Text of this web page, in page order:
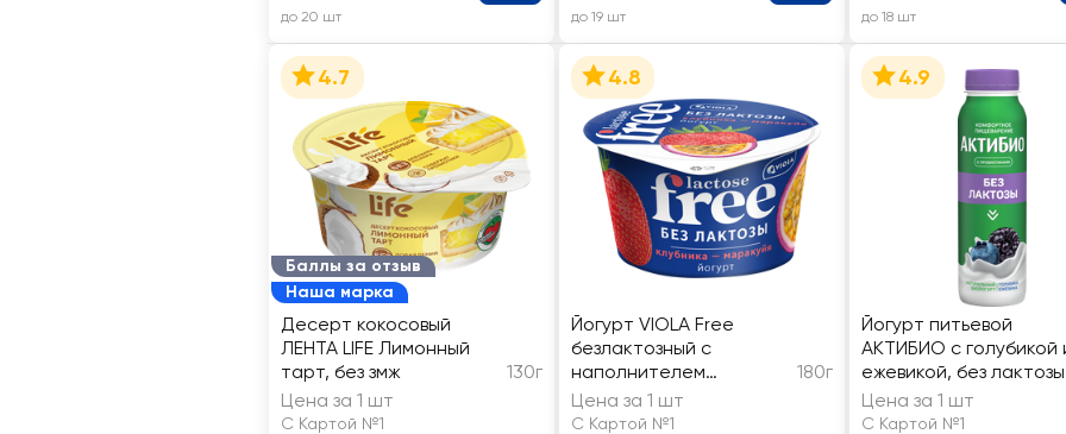
до 20 шт до 19 шт до 18 шт
Баллы за отзыв
Наша марка
4.7
Десерт кокосовый
ЛЕНТА LIFE Лимонный
тарт, без змж
130г
Цена за 1 шт
С Картой №1
4.8
Йогурт VIOLA Free
безлактозный с
наполнителем
Клубника, маракуйя
2,7%, без змж
180г
Цена за 1 шт
С Картой №1
4.9
Йогурт питьевой
АКТИБИО с голубикой
ежевикой, без лактозы
1,5%, без змж
Цена за 1 шт
С Картой №1